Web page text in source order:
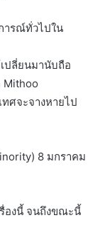
ารณ์ทั่วไปใน
ปลี่ยนมานับถือ
Mithoo
ศจะจางหายไป
8 มกราคม
องนี้ จนถึงขณะนี้